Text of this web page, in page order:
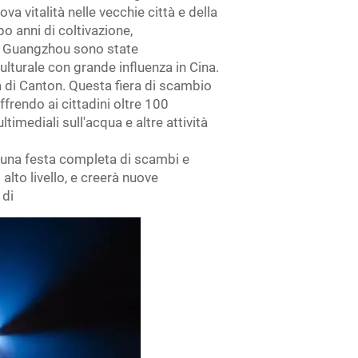
vitalità nelle vecchie città e della
anni di coltivazione,
sono state
con grande influenza in Cina.
di Canton. Questa fiera di scambio
ai cittadini oltre 100
sull'acqua e altre attività
festa completa di scambi e
livello, e creerà nuove